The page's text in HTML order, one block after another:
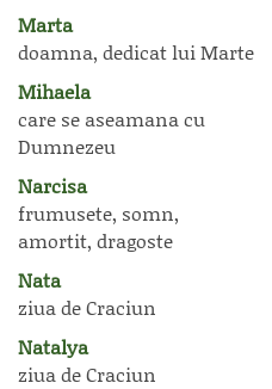
Marta
doamna, dedicat lui Marte
Mihaela
care se aseamana cu
Dumnezeu
Narcisa
frumusete, somn,
amortit, dragoste
Nata
ziua de Craciun
Natalya
ziua de Craciun